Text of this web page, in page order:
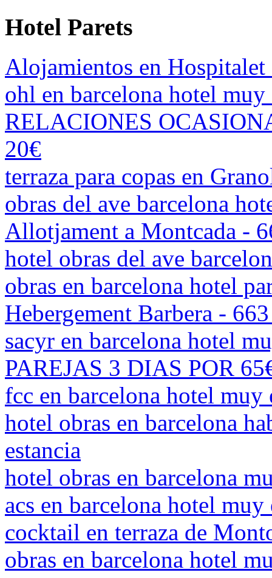
Hotel Parets
Alojamientos en
ohl en barcelona hotel
RELACIONES
20€
terraza para copas en
obras del ave barcelona
Allotjament a Montcada -
hotel obras del ave
obras en barcelona hotel
Hebergement Barbera -
sacyr en barcelona hotel
PAREJAS 3 DIAS POR
fcc en barcelona hotel muy
hotel obras en barcelona
estancia
hotel obras en barcelona
acs en barcelona hotel
cocktail en terraza de
obras en barcelona hotel